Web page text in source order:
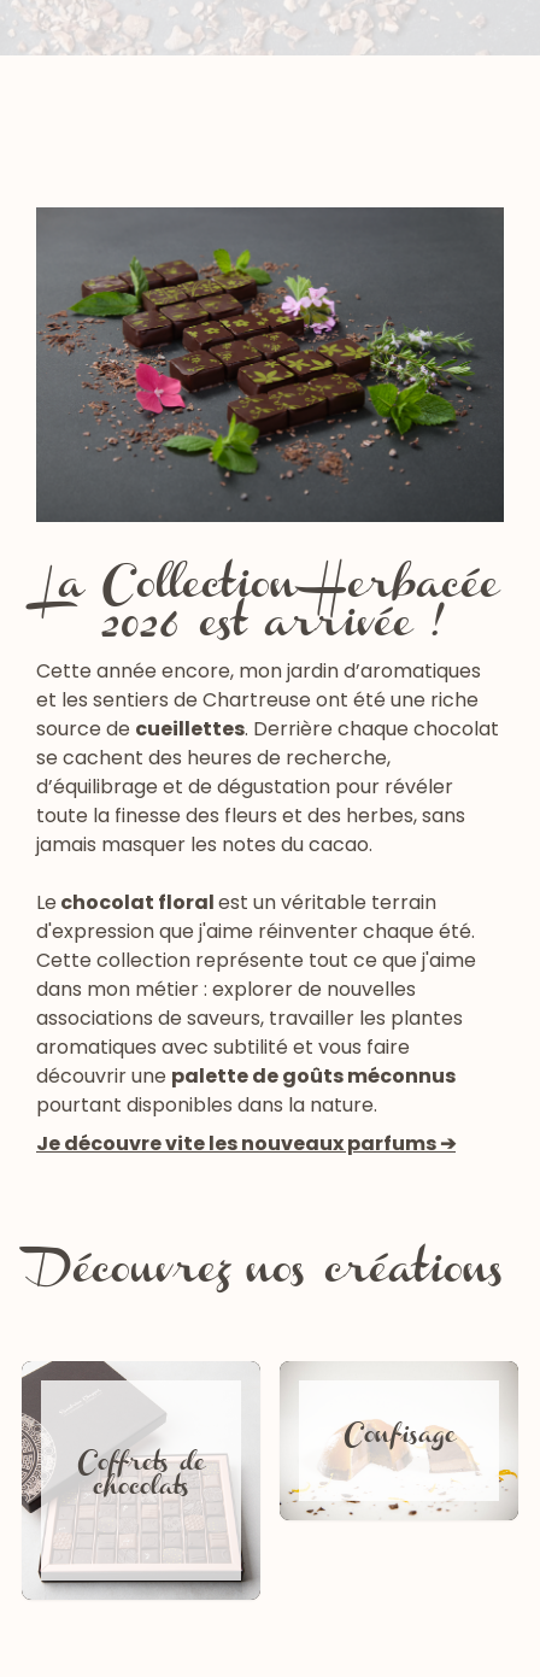
La Collection Herbacée
2026 est arrivée !
Cette année encore, mon jardin d’aromatiques
et les sentiers de Chartreuse ont été une riche
source de cueillettes. Derrière chaque chocolat
se cachent des heures de recherche,
d’équilibrage et de dégustation pour révéler
toute la finesse des fleurs et des herbes, sans
jamais masquer les notes du cacao.
Le chocolat floralest un véritable terrain
d'expression que j'aime réinventer chaque été.
Cette collection représente tout ce que j'aime
dans mon métier : explorer de nouvelles
associations de saveurs, travailler les plantes
aromatiques avec subtilité et vous faire
découvrir une palette de goûts méconnus
pourtant disponibles dans la nature.
Je découvre vite les nouveaux parfums ➔
Découvrez nos créations
Coffrets de
chocolats
Confisage